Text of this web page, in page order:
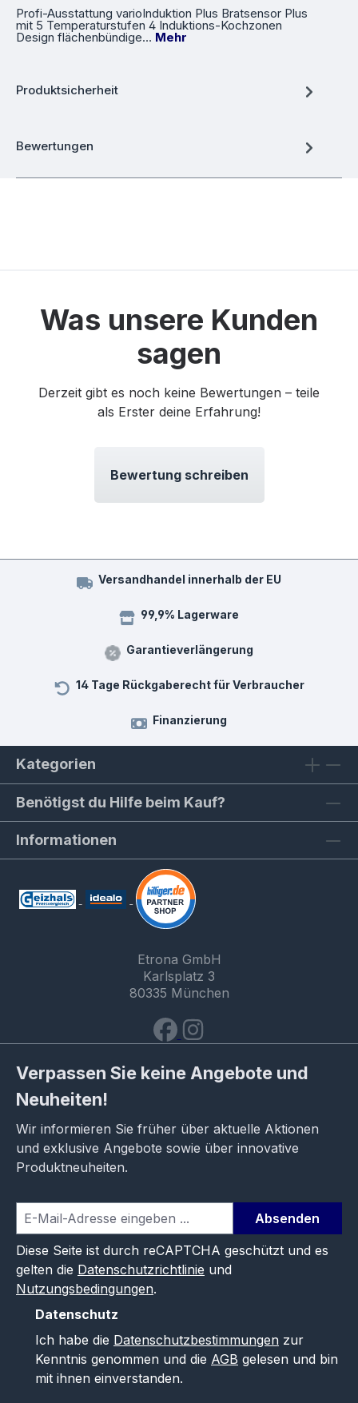
Profi-Ausstattung varioInduktion Plus Bratsensor Plus
mit 5 Temperaturstufen 4 Induktions-Kochzonen
Design flächenbündige… Mehr
Produktsicherheit
Bewertungen
Was unsere Kunden
sagen
Derzeit gibt es noch keine Bewertungen – teile
als Erster deine Erfahrung!
Bewertung schreiben
Versandhandel innerhalb der EU
99,9% Lagerware
Garantieverlängerung
14 Tage Rückgaberecht für Verbraucher
Finanzierung
Kategorien
Benötigst du Hilfe beim Kauf?
Informationen
Etrona GmbH
Karlsplatz 3
80335 München
Verpassen Sie keine Angebote und
Neuheiten!
Wir informieren Sie früher über aktuelle Aktionen
und exklusive Angebote sowie über innovative
Produktneuheiten.
Absenden
Diese Seite ist durch reCAPTCHA geschützt und es
gelten die Datenschutzrichtlinie und
Nutzungsbedingungen.
Datenschutz
Ich habe die Datenschutzbestimmungen zur
Kenntnis genommen und die AGB gelesen und bin
mit ihnen einverstanden.